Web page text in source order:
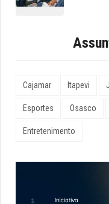
Cajamar Itapevi
Esportes Osasco
Entretenimento